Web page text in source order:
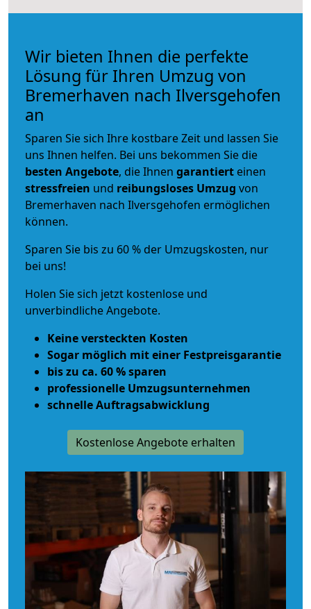
Wir bieten Ihnen die perfekte
Lösung für Ihren Umzug von
Bremerhaven nach Ilversgehofen
an
Sparen Sie sich Ihre kostbare Zeit und lassen Sie
uns Ihnen helfen. Bei uns bekommen Sie die
besten Angebote, die Ihnen garantiert einen
stressfreien und reibungsloses Umzug von
Bremerhaven nach Ilversgehofen ermöglichen
können.
Sparen Sie bis zu 60 % der Umzugskosten, nur
bei uns!
Holen Sie sich jetzt kostenlose und
unverbindliche Angebote.
Keine versteckten Kosten
Sogar möglich mit einer Festpreisgarantie
bis zu ca. 60 % sparen
professionelle Umzugsunternehmen
schnelle Auftragsabwicklung
Kostenlose Angebote erhalten